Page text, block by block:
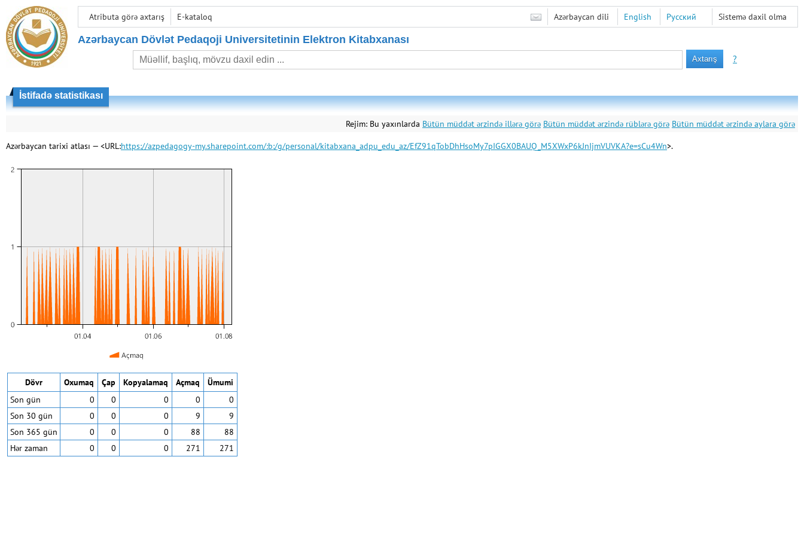
Atributa görə axtarış E-kataloq Sistemə daxil olma
Azərbaycan dili English Русский
Azərbaycan Dövlət Pedaqoji Universitetinin Elektron Kitabxanası
?
İstifadə statistikası
Rejim: Bu yaxınlarda Bütün müddət ərzində illərə görə Bütün müddət ərzində rüblərə görə Bütün müddət ərzində aylara görə
Azərbaycan tarixi atlası — <URL:https://azpedagogy-my.sharepoint.com/:b:/g/personal/kitabxana_adpu_edu_az/EfZ91qTobDhHsoMy7pIGGX0BAUQ_M5XWxP6kJnIjmVUVKA?e=sCu4Wn>.
Dövr Oxumaq Çap Kopyalamaq Açmaq
Ümumi
Son gün
0 0 0 0
0
Son 30 gün
0 0 0 9
9
Son 365 gün
0 0 0 88
88
Hər zaman
0 0 0 271 271